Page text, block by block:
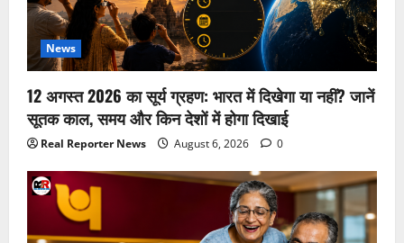
News
12 अगस्त 2026 का सूर्य ग्रहण: भारत में दिखेगा या नहीं? जानें
सूतक काल, समय और किन देशों में होगा दिखाई
Real Reporter News August 6, 2026 0